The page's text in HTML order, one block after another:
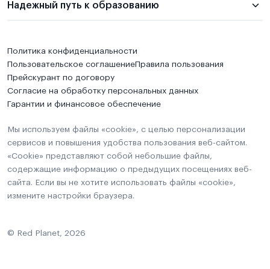
Надежный путь к образованию
Политика конфиденциальности
Пользовательское соглашениеПравила пользования
Прейскурант по договору
Согласие на обработку персональных данных
Гарантии и финансовое обеспечение
Мы используем файлы «cookie», с целью персонализации
сервисов и повышения удобства пользования веб-сайтом.
«Cookie» представляют собой небольшие файлы,
содержащие информацию о предыдущих посещениях веб-
сайта. Если вы не хотите использовать файлы «cookie»,
измените настройки браузера.
© Red Planet, 2026